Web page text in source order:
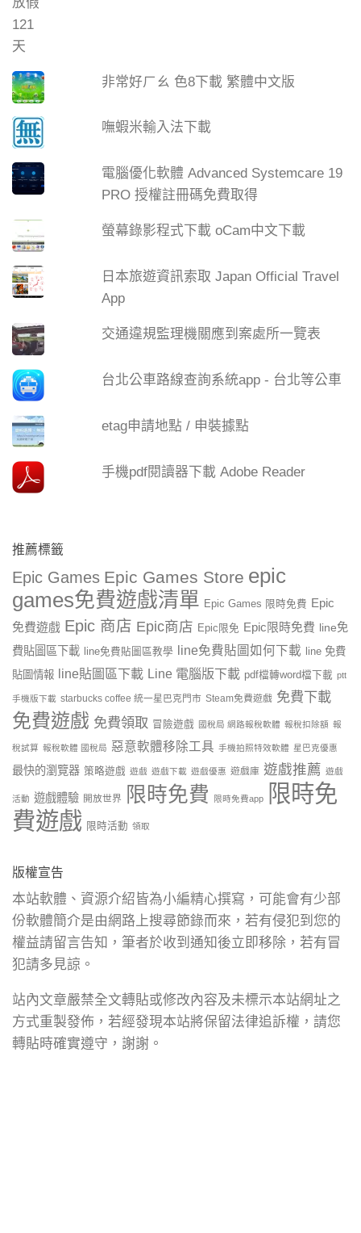
非常好ㄏㄠ 色8下載 繁體中文版
嘸蝦米輸入法下載
電腦優化軟體 Advanced Systemcare 19
PRO 授權註冊碼免費取得
螢幕錄影程式下載 oCam中文下載
日本旅遊資訊索取 Japan Official Travel
App
交通違規監理機關應到案處所一覽表
台北公車路線查詢系統app - 台北等公車
etag申請地點 / 申裝據點
手機pdf閱讀器下載 Adobe Reader
推薦標籤
Epic Games Epic Games Store epic
games免費遊戲清單 Epic Games 限時免費 Epic
免費遊戲 Epic 商店 Epic商店 Epic限免 Epic限時免費 line免
費貼圖區下載
line免費貼圖區教學 line免費貼圖如何下載
line 免費
貼圖情報
line貼圖區下載 Line 電腦版下載 pdf檔轉word檔下載 ptt
手機版下載 starbucks coffee 統一星巴克門市 Steam免費遊戲 免費下載
免費遊戲 免費領取 冒險遊戲 國稅局 網路報稅軟體 報稅扣除額 報
稅試算 報稅軟體 國稅局 惡意軟體移除工具 手機拍照特效軟體 星巴克優惠
最快的瀏覽器 策略遊戲 遊戲 遊戲下載 遊戲優惠 遊戲庫 遊戲推薦 遊戲
活動 遊戲體驗 開放世界 限時免費 限時免費app
限時免
費遊戲 限時活動 領取
版權宣告
本站軟體、資源介紹皆為小編精心撰寫，可能會有少部
份軟體簡介是由網路上搜尋節錄而來，若有侵犯到您的
權益請留言告知，筆者於收到通知後立即移除，若有冒
犯請多見諒。
站內文章嚴禁全文轉貼或修改內容及未標示本站網址之
方式重製發佈，若經發現本站將保留法律追訴權，請您
轉貼時確實遵守，謝謝。